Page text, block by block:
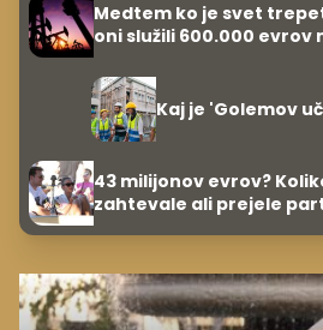
Medtem ko je svet
oni služili 600.000 evrov
Kaj je 'Golemov
43 milijonov evrov?
zahtevale ali prejele